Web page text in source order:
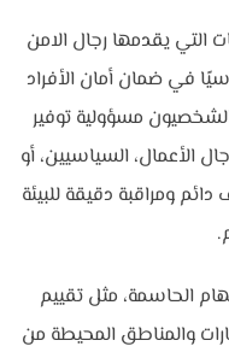
التي يقدمها رجال الامن
في ضمان أمان الأفراد
مسؤولية توفير
الأعمال، السياسيين، أو
ومراقبة دقيقة للبيئة
الحاسمة، مثل تقييم
والمناطق المحيطة من